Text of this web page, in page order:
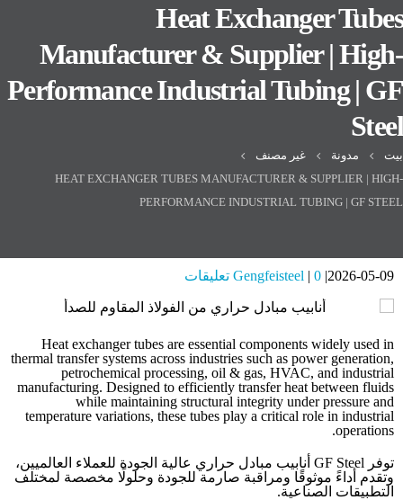
Heat Exchanger Tubes
Manufacturer & Supplier | High-
Performance Industrial Tubing | GF
Steel
بيت مدونة
غير مصنف
HEAT EXCHANGER TUBES MANUFACTURER & SUPPLIER | HIGH-
PERFORMANCE INDUSTRIAL TUBING | GF STEEL
2026-05-09
Gengfeisteel 0 تعليقات
Heat exchanger tubes are essential components widely used in
thermal transfer systems across industries such as power generation,
petrochemical processing, oil & gas, HVAC, and industrial
manufacturing. Designed to efficiently transfer heat between fluids
while maintaining structural integrity under pressure and
temperature variations, these tubes play a critical role in industrial
operations.
توفر GF Steel أنابيب مبادل حراري عالية الجودة للعملاء العالميين،
وتقدم أداءً موثوقًا ومراقبة صارمة للجودة وحلولًا مخصصة لمختلف
التطبيقات الصناعية.